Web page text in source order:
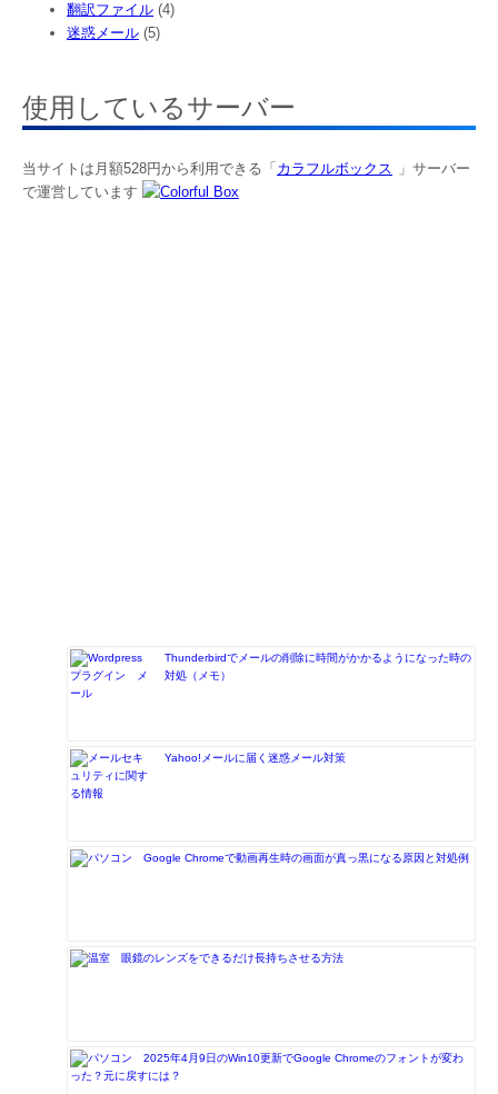
翻訳ファイル (4)
迷惑メール (5)
使用しているサーバー
当サイトは月額528円から利用できる「 カラフルボックス
」サーバー
で運営しています
Thunderbirdでメールの削除に時間がかかるようになった時の
対処（メモ）
Yahoo!メールに届く迷惑メール対策
Google Chromeで動画再生時の画面が真っ黒になる原因と対処例
眼鏡のレンズをできるだけ長持ちさせる方法
2025年4月9日のWin10更新でGoogle Chromeのフォントが変わ
った？元に戻すには？